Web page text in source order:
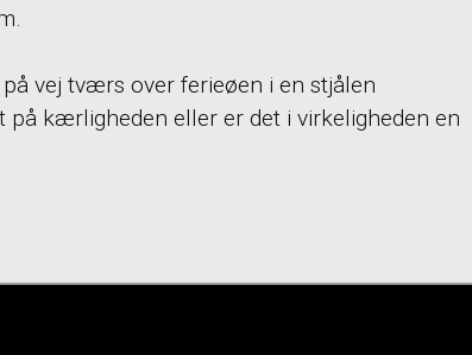
vej tværs over ferieøen i en stjålen
på kærligheden eller er det i virkeligheden en